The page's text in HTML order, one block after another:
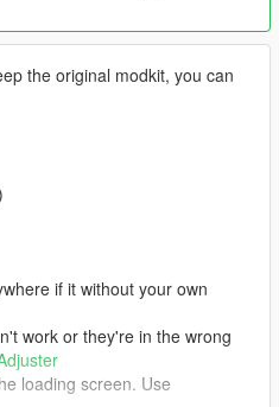
the original modkit, you can
if it without your own
work or they're in the wrong
loading screen. Use